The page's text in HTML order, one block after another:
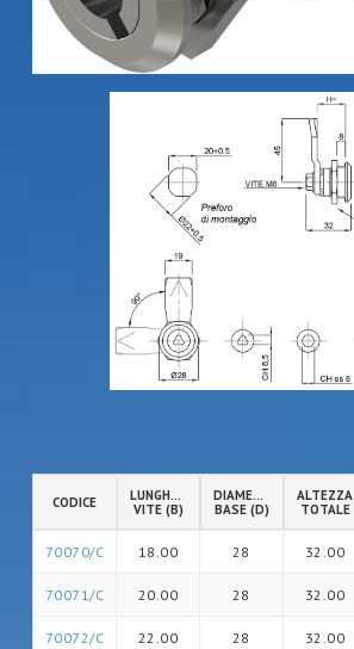
CODICE
LUNGHEZZA
VITE (B)
DIAMETRO
BASE (D)
ALTEZZA
TOTALE
70070/C 18.00 28 32.00
70071/C 20.00 28 32.00
70072/C 22.00 28 32.00